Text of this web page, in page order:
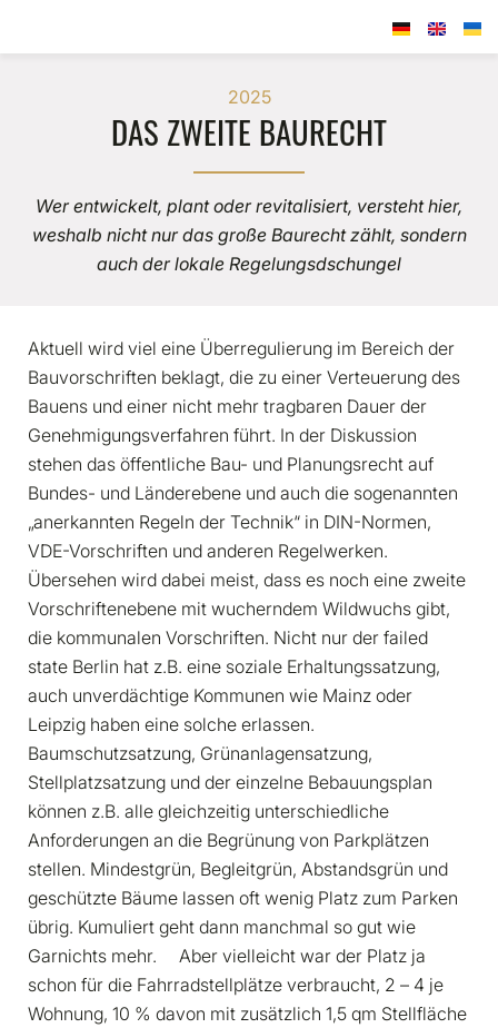
2025
DAS ZWEITE BAURECHT
Wer entwickelt, plant oder revitalisiert, versteht hier,
weshalb nicht nur das große Baurecht zählt, sondern
auch der lokale Regelungsdschungel
Aktuell wird viel eine Überregulierung im Bereich der
Bauvorschriften beklagt, die zu einer Verteuerung des
Bauens und einer nicht mehr tragbaren Dauer der
Genehmigungsverfahren führt. In der Diskussion
stehen das öffentliche Bau- und Planungsrecht auf
Bundes- und Länderebene und auch die sogenannten
„anerkannten Regeln der Technik“ in DIN-Normen,
VDE-Vorschriften und anderen Regelwerken.
Übersehen wird dabei meist, dass es noch eine zweite
Vorschriftenebene mit wucherndem Wildwuchs gibt,
die kommunalen Vorschriften. Nicht nur der failed
state Berlin hat z.B. eine soziale Erhaltungssatzung,
auch unverdächtige Kommunen wie Mainz oder
Leipzig haben eine solche erlassen.
Baumschutzsatzung, Grünanlagensatzung,
Stellplatzsatzung und der einzelne Bebauungsplan
können z.B. alle gleichzeitig unterschiedliche
Anforderungen an die Begrünung von Parkplätzen
stellen. Mindestgrün, Begleitgrün, Abstandsgrün und
geschützte Bäume lassen oft wenig Platz zum Parken
übrig. Kumuliert geht dann manchmal so gut wie
Garnichts mehr. Aber vielleicht war der Platz ja
schon für die Fahrradstellplätze verbraucht, 2 – 4 je
Wohnung, 10 % davon mit zusätzlich 1,5 qm Stellfläche